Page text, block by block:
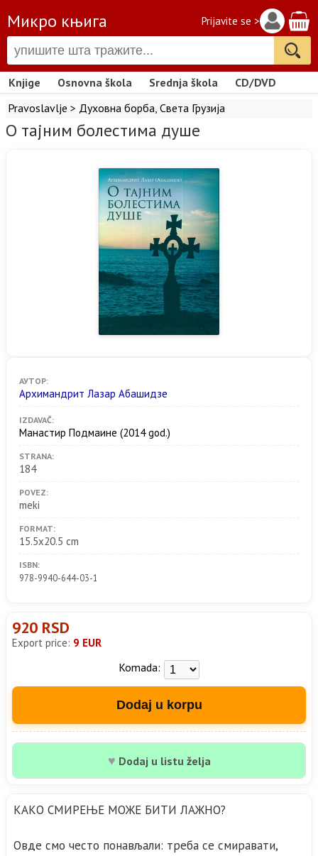
Микро књига Prijavite se >
Knjige Osnovna škola Srednja škola
CD/DVD
Pravoslavlje > Духовна борба, Света Грузија
О тајним болестима душе
АУТОР:
Архимандрит Лазар Абашидзе
IZDAVAČ:
Манастир Подмаине (2014 god.)
STRANA:
184
POVEZ:
meki
FORMAT:
15.5x20.5 cm
ISBN:
978-9940-644-03-1
920 RSD
Export price: 9 EUR
Komada:
Dodaj u korpu
♥ Dodaj u listu želja
КАКО СМИРЕЊЕ МОЖЕ БИТИ ЛАЖНО?
Овде смо често понављали: треба се смиравати,